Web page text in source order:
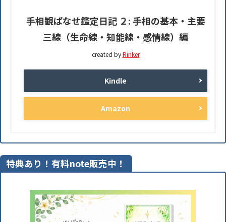
手相観ぱなせ鑑定日記 ２: 手相の基本・主要
三線（生命線・知能線・感情線）編
created byRinker
Kindle
Amazon
特典あり！有料note販売中！